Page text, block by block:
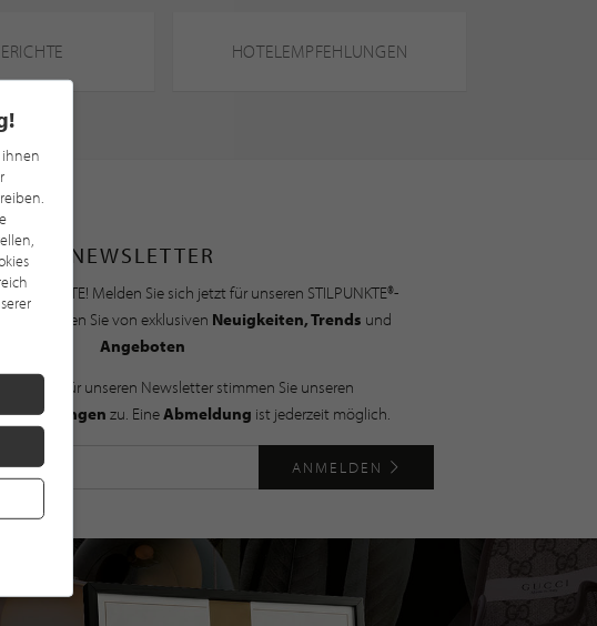
HOTELEMPFEHLUNGEN
NEWSLETTER
TO DATE! Melden Sie sich jetzt für unseren STILPUNKTE®-
profitieren Sie von exklusiven Neuigkeiten, Trends und
Angeboten
für unseren Newsletter stimmen Sie unseren
zu. EineAbmeldung ist jederzeit möglich.
ANMELDEN
ihnen